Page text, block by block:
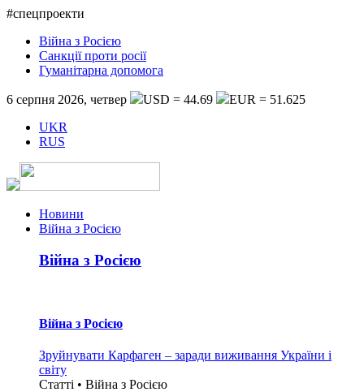
#спецпроекти
Війна з Росією
Санкції проти росії
Гуманітарна допомога
6 серпня 2026, четвер USD = 44.69
EUR = 51.625
UKR
RUS
Новини
Війна з Росією
Війна з Росією
Війна з Росією
Зруйнувати Карфаген – заради виживання України і
світу
Статті • Війна з Росією